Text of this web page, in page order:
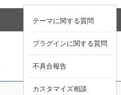
テーマに関する質問
プラグインに関する質問
不具合報告
カスタマイズ相談